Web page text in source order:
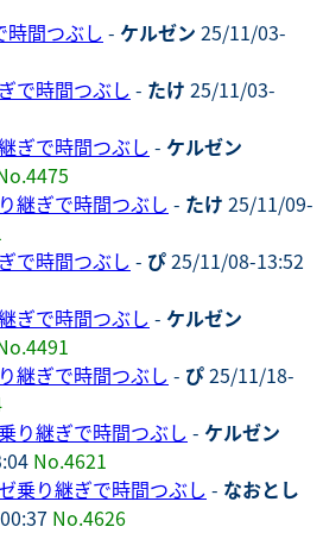
時間つぶし - ケルゼン 25/11/03-
で時間つぶし - たけ 25/11/03-
ぎで時間つぶし - ケルゼン
継ぎで時間つぶし - たけ 25/11/09-
で時間つぶし - ぴ25/11/08-13:52
ぎで時間つぶし - ケルゼン
継ぎで時間つぶし - ぴ25/11/18-
り継ぎで時間つぶし - ケルゼン
No.4621
乗り継ぎで時間つぶし - なおとし
No.4626